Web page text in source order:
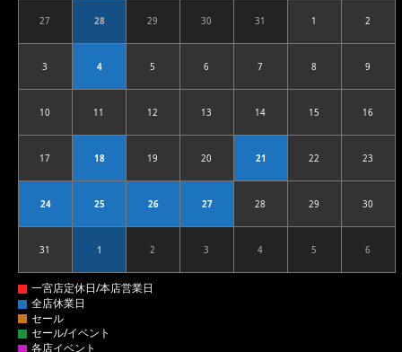
272026.07.27 282026.07.28 292026.07.29 302026.07.30 312026.07.31 12026.08.01 2
32026.08.03 42026.08.04 52026.08.05 62026.08.06 72026.08.07 82026.08.08 9
102026.08.10 112026.08.11 122026.08.12 132026.08.13 142026.08.14 152026.08.15 16
172026.08.17 182026.08.18 192026.08.19 202026.08.20 212026.08.21 222026.08.22 23
242026.08.24 252026.08.25 262026.08.26 272026.08.27 282026.08.28 292026.08.29 30
312026.08.31 12026.09.01 22026.09.02 32026.09.03 42026.09.04 52026.09.05 6